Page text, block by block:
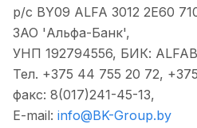
р/с BY09 ALFA 3012 2E60
ЗАО 'Альфа-Банк',
УНП 192794556, БИК:
Тел. +375 44 755 20 72,
факс: 8(017)241-45-13,
E-mail: info@BK-Group.by